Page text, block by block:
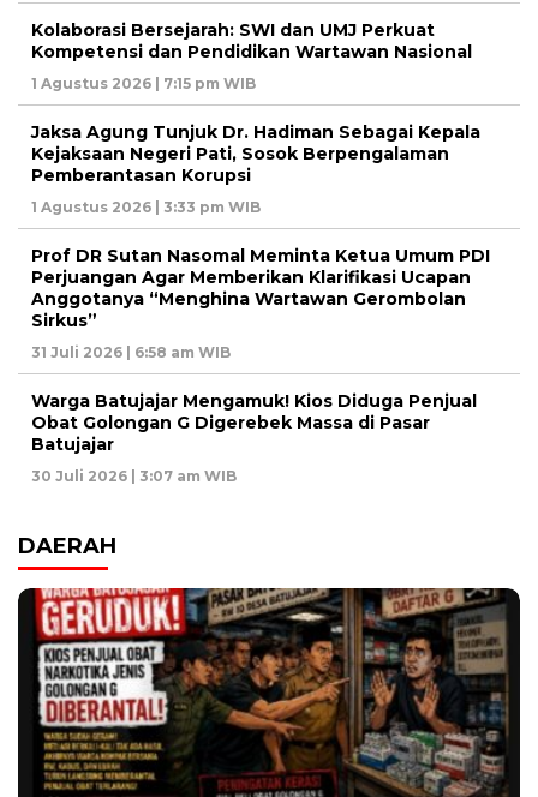
Kolaborasi Bersejarah: SWI dan UMJ Perkuat
Kompetensi dan Pendidikan Wartawan Nasional
1 Agustus 2026 | 7:15 pm WIB
Jaksa Agung Tunjuk Dr. Hadiman Sebagai Kepala
Kejaksaan Negeri Pati, Sosok Berpengalaman
Pemberantasan Korupsi
1 Agustus 2026 | 3:33 pm WIB
Prof DR Sutan Nasomal Meminta Ketua Umum PDI
Perjuangan Agar Memberikan Klarifikasi Ucapan
Anggotanya “Menghina Wartawan Gerombolan
Sirkus”
31 Juli 2026 | 6:58 am WIB
Warga Batujajar Mengamuk! Kios Diduga Penjual
Obat Golongan G Digerebek Massa di Pasar
Batujajar
30 Juli 2026 | 3:07 am WIB
DAERAH